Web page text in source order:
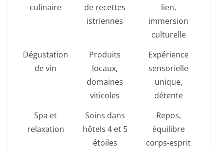
culinaire
de recettes
istriennes
lien,
immersion
culturelle
Dégustation
de vin
Produits
locaux,
domaines
viticoles
Expérience
sensorielle
unique,
détente
Spa et
relaxation
Soins dans
hôtels 4 et 5
étoiles
Repos,
équilibre
corps-esprit